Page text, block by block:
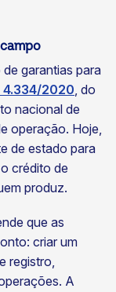
garantias para
4.334/2020 , do
nacional de
operação. Hoje,
de estado para
crédito de
produz.
que as
criar um
registro,
A